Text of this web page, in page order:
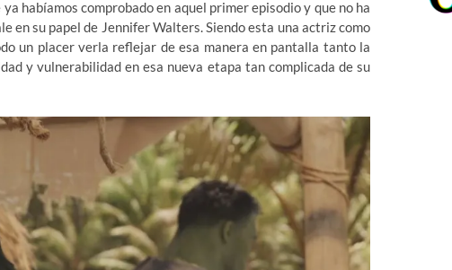
habíamos comprobado en aquel primer episodio y que no ha
en su papel de Jennifer Walters. Siendo esta una actriz como
un placer verla reflejar de esa manera en pantalla tanto la
y vulnerabilidad en esa nueva etapa tan complicada de su